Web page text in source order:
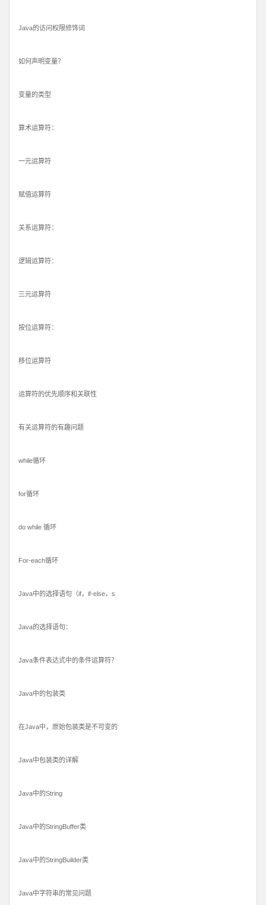
Java的访问权限修饰词
如何声明变量？
变量的类型
算术运算符：
一元运算符
赋值运算符
关系运算符：
逻辑运算符：
三元运算符
按位运算符：
移位运算符
运算符的优先顺序和关联性
有关运算符的有趣问题
while循环
for循环
do while 循环
For-each循环
Java中的选择语句（if，if-else，s
Java的选择语句：
Java条件表达式中的条件运算符？
Java中的包装类
在Java中，原始包装类是不可变的
Java中包装类的详解
Java中的String
Java中的StringBuffer类
Java中的StringBuilder类
Java中字符串的常见问题